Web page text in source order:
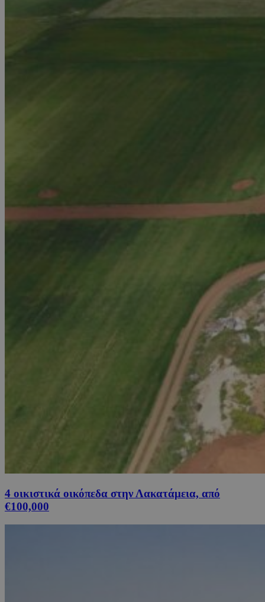
4 οικιστικά οικόπεδα στην Λακατάμεια, από
€100,000